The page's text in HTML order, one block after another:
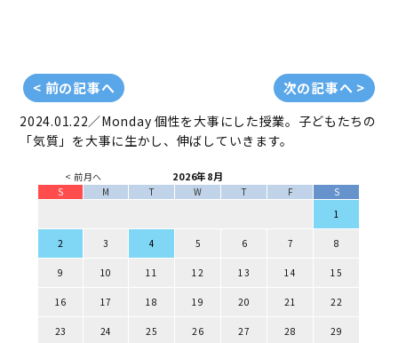
< 前の記事へ 次の記事へ >
2024.01.22／Monday 個性を大事にした授業。子どもたちの
「気質」を大事に生かし、伸ばしていきます。
< 前月へ 2026年8月
S M T W T F
S
1
2 3 4 5 6 7 8
9 10 11 12 13 14 15
16 17 18 19 20 21 22
23 24 25 26 27 28 29